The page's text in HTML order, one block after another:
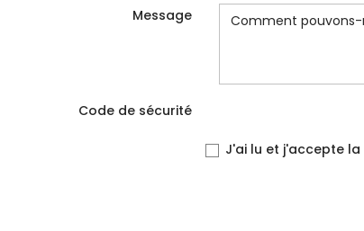
Message
Code de sécurité
J'ai lu et j'accepte la